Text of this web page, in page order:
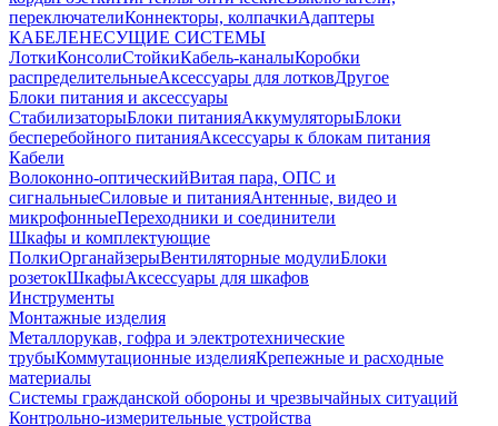
переключателиКоннекторы, колпачкиАдаптеры
КАБЕЛЕНЕСУЩИЕ СИСТЕМЫ
ЛоткиКонсолиСтойкиКабель-каналыКоробки
распределительныеАксессуары для лотковДругое
Блоки питания и аксессуары
СтабилизаторыБлоки питанияАккумуляторыБлоки
бесперебойного питанияАксессуары к блокам питания
Кабели
Волоконно-оптическийВитая пара, ОПС и
сигнальныеСиловые и питанияАнтенные, видео и
микрофонныеПереходники и соединители
Шкафы и комплектующие
ПолкиОрганайзерыВентиляторные модулиБлоки
розетокШкафыАксессуары для шкафов
Инструменты
Монтажные изделия
Металлорукав, гофра и электротехнические
трубыКоммутационные изделияКрепежные и расходные
материалы
Системы гражданской обороны и чрезвычайных ситуаций
Контрольно-измерительные устройства